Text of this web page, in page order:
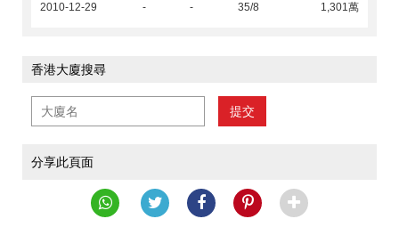
2010-12-29
- - 35/8 1,301萬
香港大廈搜尋
提交
分享此頁面